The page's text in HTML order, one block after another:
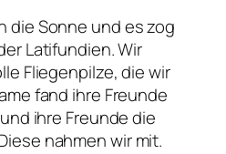
die Sonne und es zog
Latifundien. Wir
Fliegenpilze, die wir
fand ihre Freunde
ihre Freunde die
nahmen wir mit.